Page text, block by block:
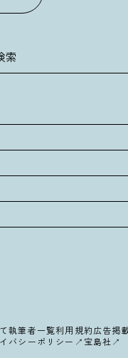
執筆者一覧利用規約広告掲
バシーポリシー 宝島社